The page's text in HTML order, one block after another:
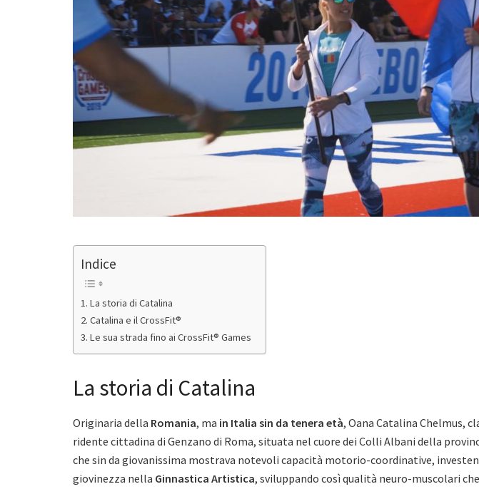
Indice
La storia di Catalina
Catalina e il CrossFit®
Le sua strada fino ai CrossFit® Games
La storia di Catalina
Originaria della Romania, ma in Italia sin da tenera età, Oana Catalina Chelmus,
ridente cittadina di Genzano di Roma, situata nel cuore dei Colli Albani della
che sin da giovanissima mostrava notevoli capacità motorio-coordinative,
giovinezza nella Ginnastica Artistica, sviluppando così qualità neuro-muscolari